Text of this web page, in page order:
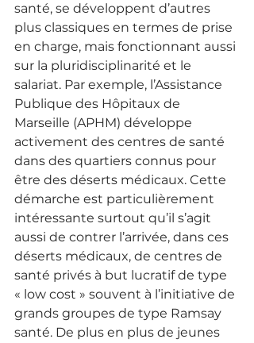
santé, se développent d’autres
plus classiques en termes de prise
en charge, mais fonctionnant aussi
sur la pluridisciplinarité et le
salariat. Par exemple, l’Assistance
Publique des Hôpitaux de
Marseille (APHM) développe
activement des centres de santé
dans des quartiers connus pour
être des déserts médicaux. Cette
démarche est particulièrement
intéressante surtout qu’il s’agit
aussi de contrer l’arrivée, dans ces
déserts médicaux, de centres de
santé privés à but lucratif de type
« low cost » souvent à l’initiative de
grands groupes de type Ramsay
santé. De plus en plus de jeunes